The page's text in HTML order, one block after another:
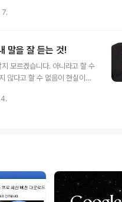
는지 모르겠지만... 어쨌거나 그
고 구입하는 겁니다. 그런데, 우
있습니다. 군에서의 기억입니
하는 지금은 개선되었을지 몰
신발(?)이라 -살아오면서 체
7.
말을 잘 듣는 것!
모르겠습니다. 아니라고 할 수
않다고 할 수 없음이 현실이라
국가의 의미가 뭐고 왜 국민인
과 판단할 가치가 있다고 봅니
할 수 있는 근거도 마련할 수 있
수 있으니까요. 이미지 출처: ge
번 따져보았습니다. 왜 그럴
단한 결과를 언급하자니 한편으